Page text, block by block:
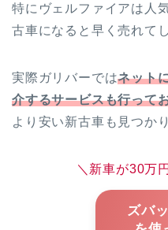
特にヴェルファイアは人
古車になると早く売れて
実際ガリバーではネット
介するサービスも行って
より安い新古車も見つか
＼新車が30万
ズバ
を使